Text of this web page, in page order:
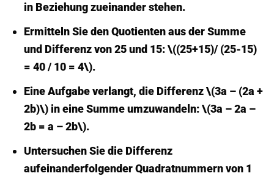
in Beziehung zueinander stehen.
Ermitteln Sie den Quotienten aus der Summe
und Differenz von 25 und 15: \((25+15)/ (25-15)
= 40 / 10 = 4\).
Eine Aufgabe verlangt, die Differenz \(3a – (2a +
2b)\) in eine Summe umzuwandeln: \(3a – 2a –
2b = a – 2b\).
Untersuchen Sie die Differenz
aufeinanderfolgender Quadratnummern von 1